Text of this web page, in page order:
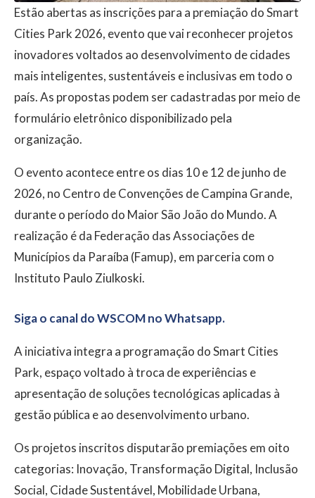
Estão abertas as inscrições para a premiação do Smart
Cities Park 2026, evento que vai reconhecer projetos
inovadores voltados ao desenvolvimento de cidades
mais inteligentes, sustentáveis e inclusivas em todo o
país. As propostas podem ser cadastradas por meio de
formulário eletrônico disponibilizado pela
organização.
O evento acontece entre os dias 10 e 12 de junho de
2026, no Centro de Convenções de Campina Grande,
durante o período do Maior São João do Mundo. A
realização é da Federação das Associações de
Municípios da Paraíba (Famup), em parceria com o
Instituto Paulo Ziulkoski.
Siga o canal do WSCOM no Whatsapp.
A iniciativa integra a programação do Smart Cities
Park, espaço voltado à troca de experiências e
apresentação de soluções tecnológicas aplicadas à
gestão pública e ao desenvolvimento urbano.
Os projetos inscritos disputarão premiações em oito
categorias: Inovação, Transformação Digital, Inclusão
Social, Cidade Sustentável, Mobilidade Urbana,